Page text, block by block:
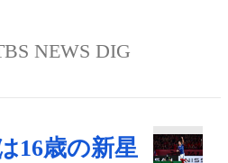
NEWS DIG
16歳の新星